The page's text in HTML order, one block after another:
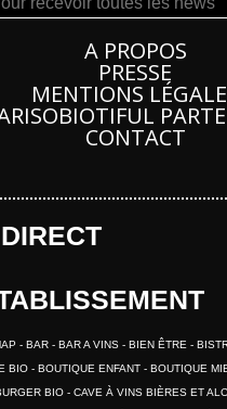
A PROPOS
PRESSE
MENTIONS
CONTACT
BAR BAR A VINS BIEN ÊTRE
BIO
BOUTIQUE ENFANT BOUTIQUE
BIO CAVE À VINS BIÈRES ET